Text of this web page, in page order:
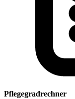
Pflegegradrechner